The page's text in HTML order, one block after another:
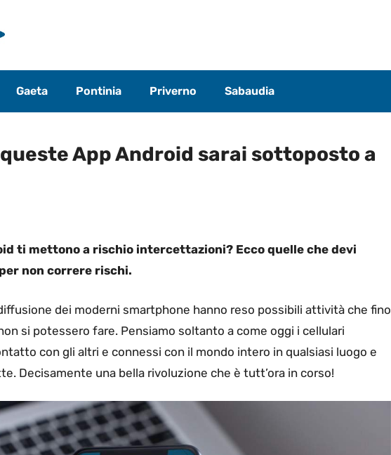
Gaeta Pontinia Priverno Sabaudia
App Android sarai sottoposto a
ti mettono a rischio intercettazioni? Ecco quelle che devi
non correre rischi.
dei moderni smartphone hanno reso possibili attività che fino
si potessero fare. Pensiamo soltanto a come oggi i cellulari
con gli altri e connessi con il mondo intero in qualsiasi luogo e
Decisamente una bella rivoluzione che è tutt’ora in corso!